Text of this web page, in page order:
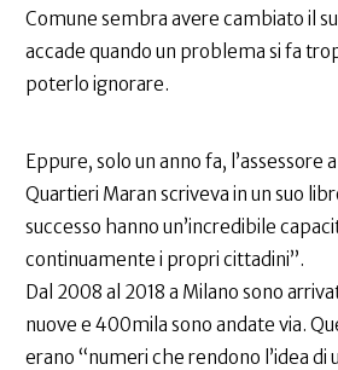
Comune sembra avere cambiato il
accade quando un problema si fa
poterlo ignorare.
Eppure, solo un anno fa, l’assessore
Quartieri Maran scriveva in un suo
successo hanno un’incredibile
continuamente i propri cittadini”.
Dal 2008 al 2018 a Milano sono
nuove e 400mila sono andate via.
erano “numeri che rendono l’idea di